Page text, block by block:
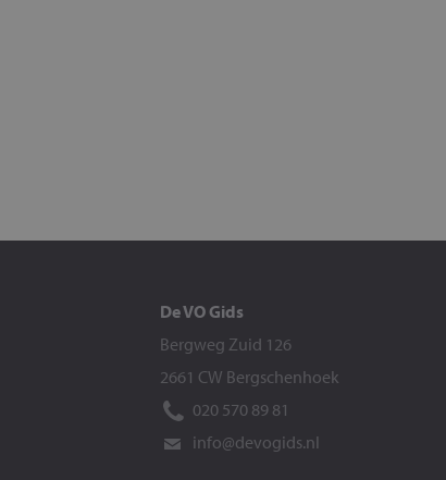
De VO Gids
Bergweg Zuid 126
2661 CW Bergschenhoek
020 570 89 81
info@devogids.nl